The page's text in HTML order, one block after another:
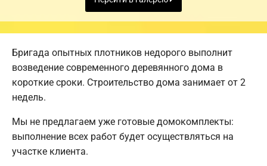
Бригада опытных плотников недорого выполнит
возведение современного деревянного дома в
короткие сроки. Строительство дома занимает от 2
недель.
Мы не предлагаем уже готовые домокомплекты:
выполнение всех работ будет осуществляться на
участке клиента.